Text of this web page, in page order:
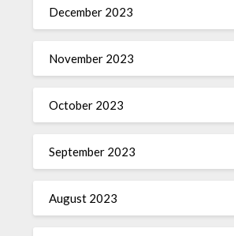
December 2023
November 2023
October 2023
September 2023
August 2023